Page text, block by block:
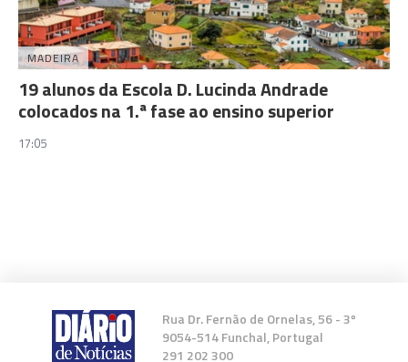
MADEIRA
19 alunos da Escola D. Lucinda Andrade
colocados na 1.ª fase ao ensino superior
17:05
Rua Dr. Fernão de Ornelas, 56 - 3º
9054-514 Funchal, Portugal
291 202 300